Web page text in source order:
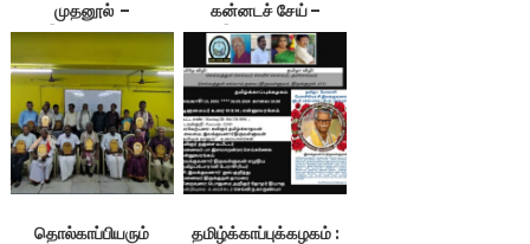
முதனூல் –
இலக்குவனார்
கன்னடச் சேய் –
இலக்குவனார்
திருவள்ளுவன்
தொல்காப்பியரும்
தமிழ்க்காப்புக்கழகம் :